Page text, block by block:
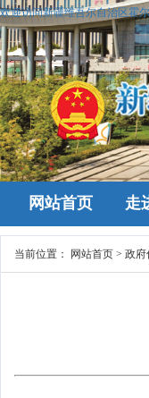
欢迎访问新疆维吾尔自治区霍
网站首页 走
当前位置： 网站首页 > 政府